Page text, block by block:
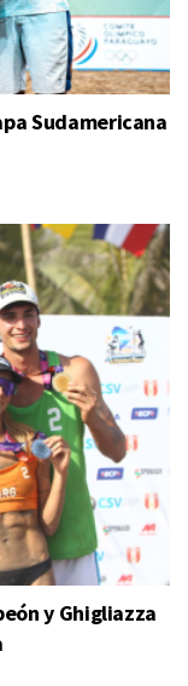
Sudamericana
y Ghigliazza